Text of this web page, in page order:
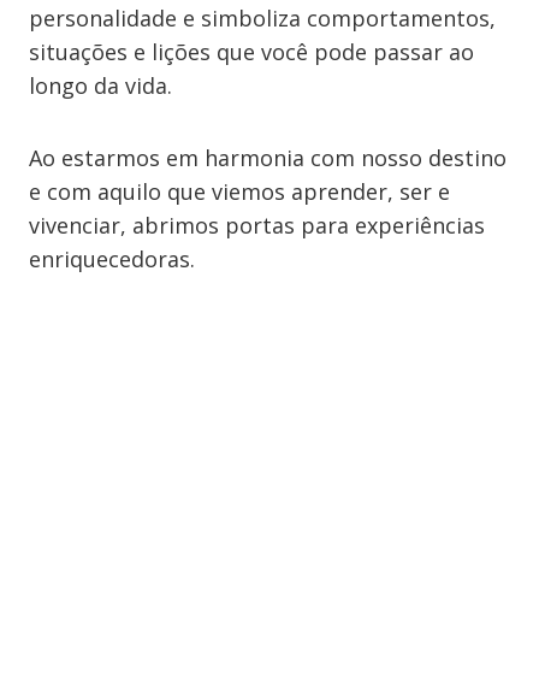
personalidade e simboliza comportamentos,
situações e lições que você pode passar ao
longo da vida.
Ao estarmos em harmonia com nosso destino
e com aquilo que viemos aprender, ser e
vivenciar, abrimos portas para experiências
enriquecedoras.